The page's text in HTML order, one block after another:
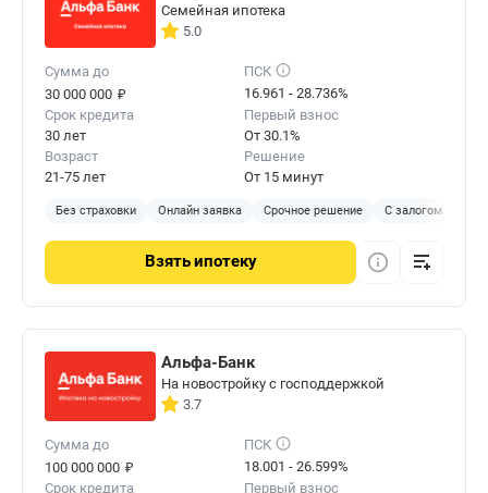
Семейная ипотека
5.0
Сумма до
30 000 000 ₽
ПСК
16.961 - 28.736%
Срок кредита
30 лет
Первый взнос
От 30.1%
Возраст
21-75 лет
Решение
От 15 минут
Без страховки Онлайн заявка Срочное решение С залогом
Взятьипотеку
Альфа-Банк
На новостройку с господдержкой
3.7
Сумма до
100 000 000 ₽
ПСК
18.001 - 26.599%
Срок кредита
Первый взнос